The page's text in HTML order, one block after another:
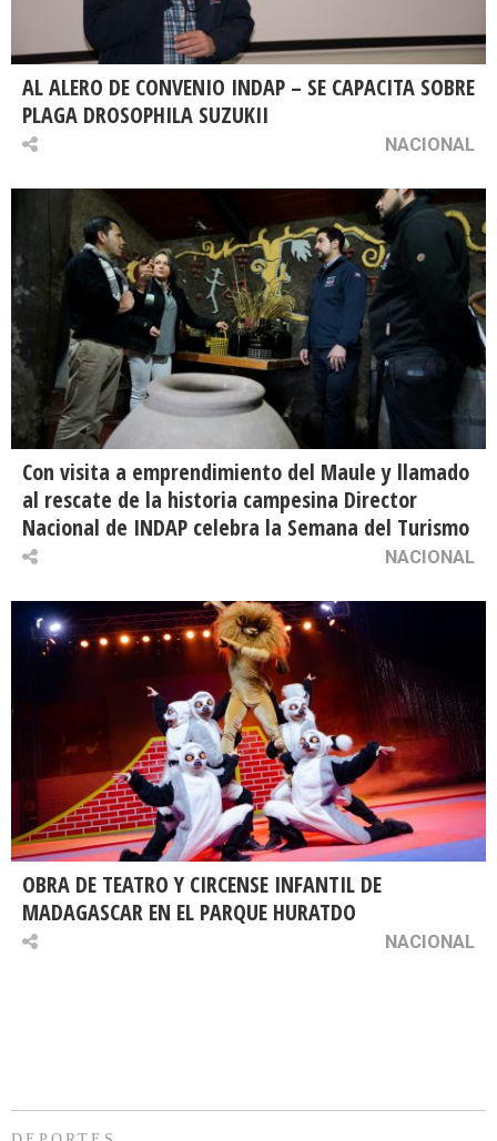
AL ALERO DE CONVENIO INDAP – SE CAPACITA SOBRE
PLAGA DROSOPHILA SUZUKII
NACIONAL
Con visita a emprendimiento del Maule y llamado
al rescate de la historia campesina Director
Nacional de INDAP celebra la Semana del Turismo
NACIONAL
OBRA DE TEATRO Y CIRCENSE INFANTIL DE
MADAGASCAR EN EL PARQUE HURATDO
NACIONAL